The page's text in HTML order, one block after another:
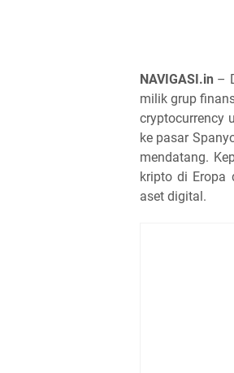
NAVIGASI.in –
milik grup
cryptocurrency
ke pasar
mendatang.
kripto di Eropa
aset digital.